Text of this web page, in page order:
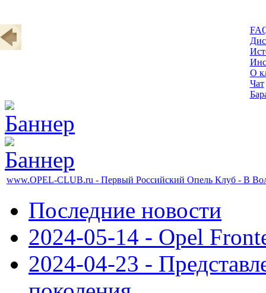
О
Чат
www.OPEL-CLUB.ru - Первый Российский Опель Клуб - В
Последние новости
2024-05-14 - Opel
2024-04-23 -